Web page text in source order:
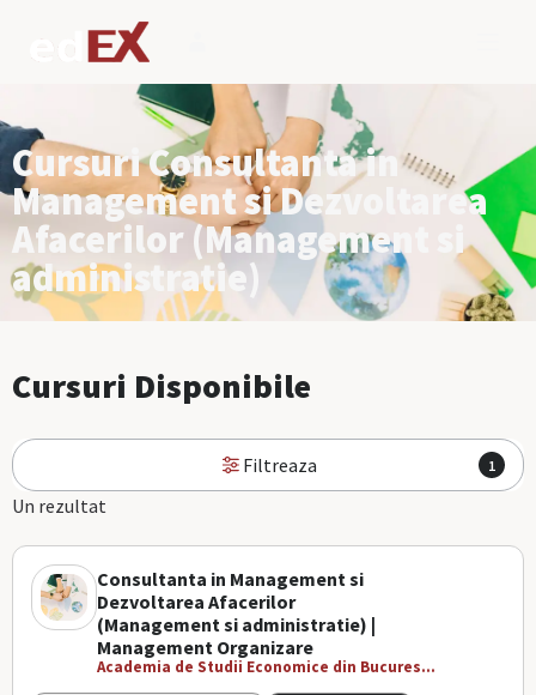
Cursuri Consultanta in
Management si Dezvoltarea
Afacerilor (Management si
administratie)
Cursuri Disponibile
Filtreaza 1
Un rezultat
Consultanta in Management si
Dezvoltarea Afacerilor
(Management si administratie) |
Management Organizare
Academia de Studii Economice din Bucures...